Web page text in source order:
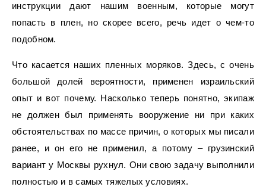
инструкции дают нашим военным, которые могут
попасть в плен, но скорее всего, речь идет о чем-то
подобном.
Что касается наших пленных моряков. Здесь, с очень
большой долей вероятности, применен израильский
опыт и вот почему. Насколько теперь понятно, экипаж
не должен был применять вооружение ни при каких
обстоятельствах по массе причин, о которых мы писали
ранее, и он его не применил, а потому – грузинский
вариант у Москвы рухнул. Они свою задачу выполнили
полностью и в самых тяжелых условиях.